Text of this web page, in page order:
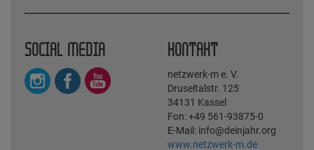
SOCIAL MEDIA KONTAKT
netzwerk-m e. V.
Druseltalstr. 125
34131 Kassel
Fon: +49 561-93875-0
E-Mail: info@deinjahr.org
www.netzwerk-m.de